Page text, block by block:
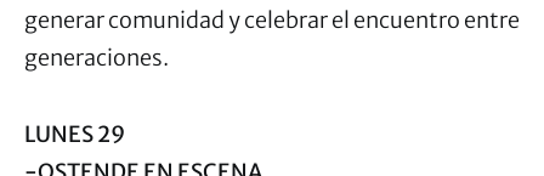
generar comunidad y celebrar el encuentro entre
generaciones.
LUNES 29